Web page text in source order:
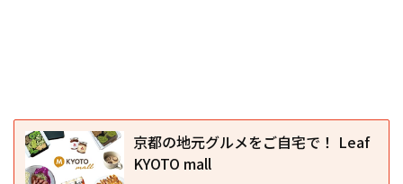
京都の地元グルメをご自宅で！ Leaf
KYOTO mall